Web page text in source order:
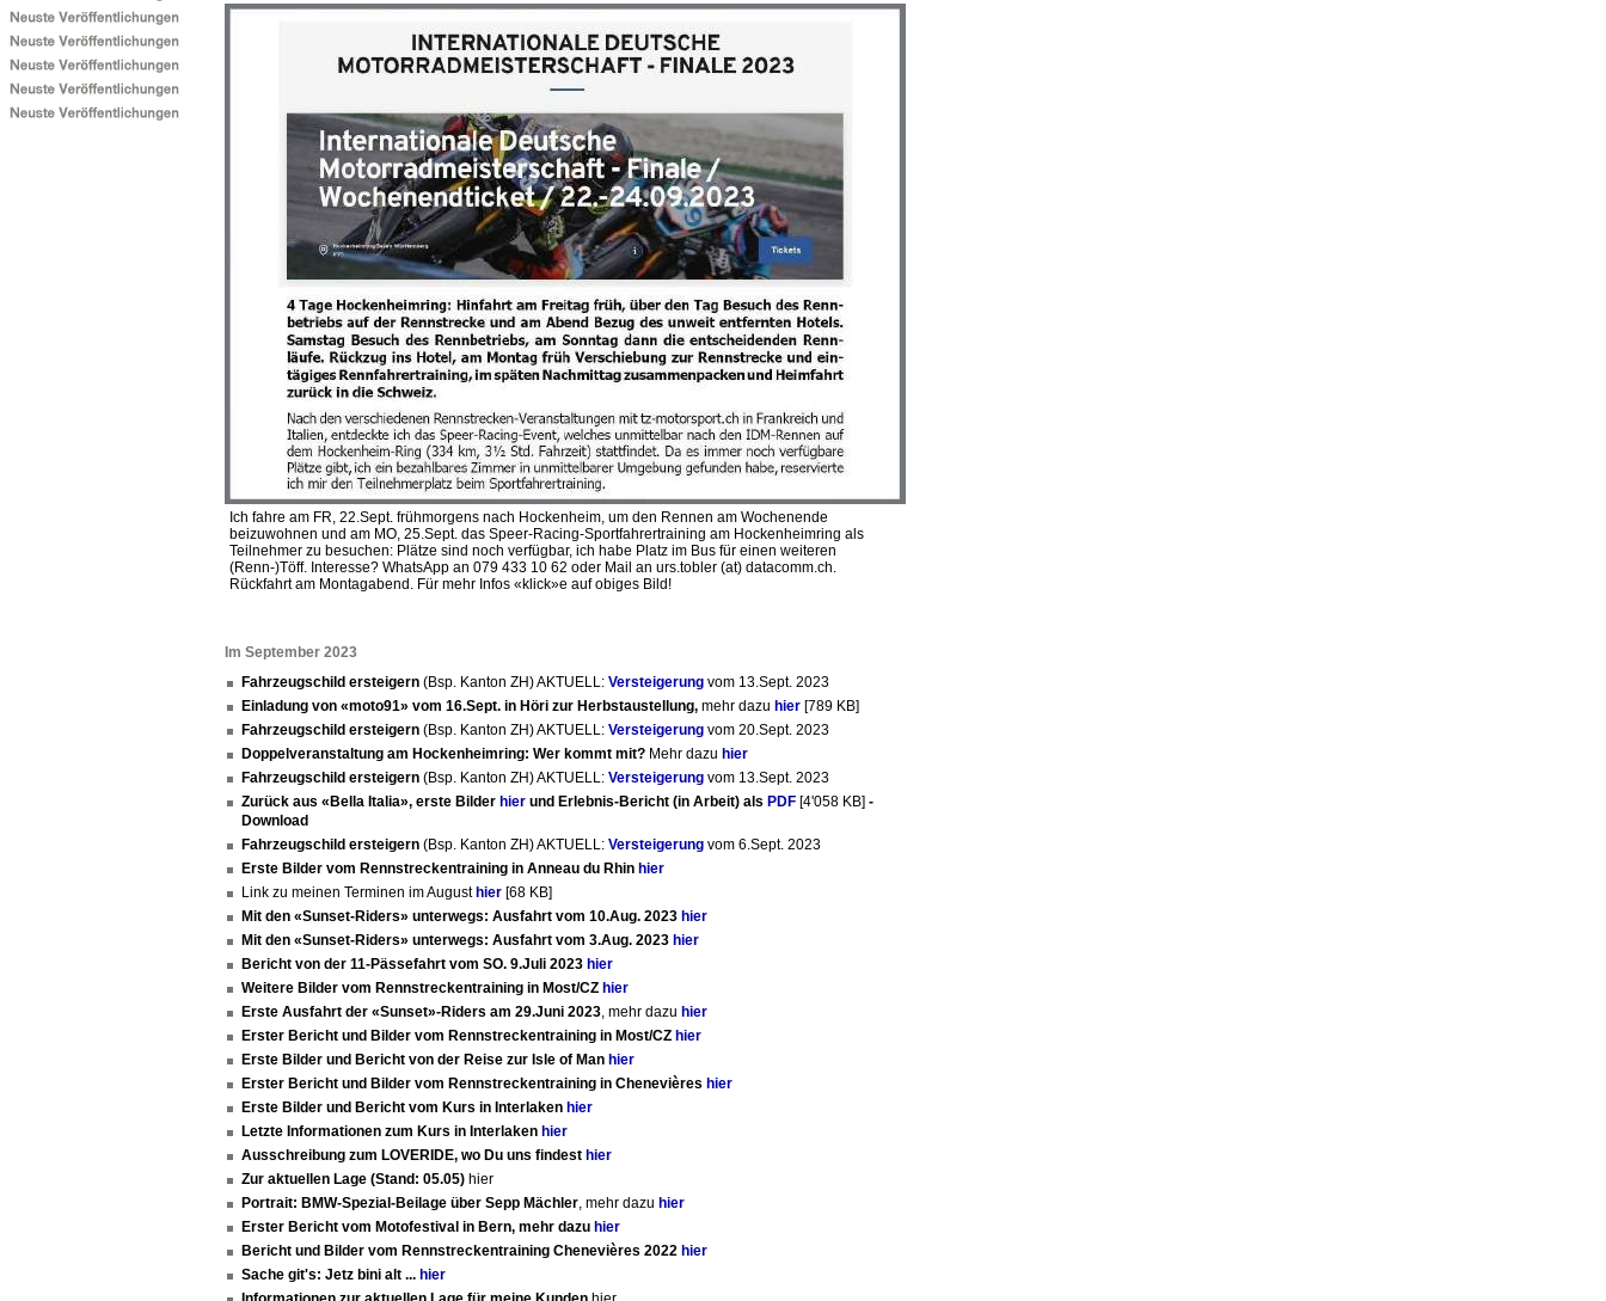
Ich fahre am FR, 22.Sept. frühmorgens nach Hockenheim, um den Rennen am Wochenende
beizuwohnen und am MO, 25.Sept. das Speer-Racing-Sportfahrertraining am Hockenheimring als
Teilnehmer zu besuchen: Plätze sind noch verfügbar, ich habe Platz im Bus für einen weiteren
(Renn-)Töff. Interesse? WhatsApp an 079 433 10 62 oder Mail an urs.tobler (at) datacomm.ch.
Rückfahrt am Montagabend. Für mehr Infos «klick»e auf obiges Bild!
Im September 2023
Fahrzeugschild ersteigern (Bsp. Kanton ZH) AKTUELL: Versteigerung vom 13.Sept. 2023
Einladung von «moto91» vom 16.Sept. in Höri zur Herbstaustellung, mehr dazu hier [789 KB]
Fahrzeugschild ersteigern (Bsp. Kanton ZH) AKTUELL: Versteigerung vom 20.Sept. 2023
Doppelveranstaltung am Hockenheimring: Wer kommt mit? Mehr dazu hier
Fahrzeugschild ersteigern (Bsp. Kanton ZH) AKTUELL: Versteigerung vom 13.Sept. 2023
Zurück aus «Bella Italia», erste Bilder hier und Erlebnis-Bericht (in Arbeit) als PDF [4'058 KB] -
Download
Fahrzeugschild ersteigern (Bsp. Kanton ZH) AKTUELL: Versteigerung vom 6.Sept. 2023
Erste Bilder vom Rennstreckentraining in Anneau du Rhin hier
Link zu meinen Terminen im August hier [68 KB]
Mit den «Sunset-Riders» unterwegs: Ausfahrt vom 10.Aug. 2023 hier
Mit den «Sunset-Riders» unterwegs: Ausfahrt vom 3.Aug. 2023 hier
Bericht von der 11-Pässefahrt vom SO. 9.Juli 2023 hier
Weitere Bilder vom Rennstreckentraining in Most/CZ hier
Erste Ausfahrt der «Sunset»-Riders am 29.Juni 2023, mehr dazu hier
Erster Bericht und Bilder vom Rennstreckentraining in Most/CZ hier
Erste Bilder und Bericht von der Reise zur Isle of Man hier
Erster Bericht und Bilder vom Rennstreckentraining in Chenevières hier
Erste Bilder und Bericht vom Kurs in Interlaken hier
Letzte Informationen zum Kurs in Interlaken hier
Ausschreibung zum LOVERIDE, wo Du uns findest hier
Zur aktuellen Lage (Stand: 05.05) hier
Portrait: BMW-Spezial-Beilage über Sepp Mächler, mehr dazu hier
Erster Bericht vom Motofestival in Bern, mehr dazu hier
Bericht und Bilder vom Rennstreckentraining Chenevières 2022 hier
Sache git's: Jetz bini alt ... hier